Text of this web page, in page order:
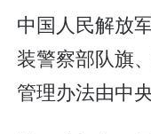
中国人民解放
装警察部队旗
管理办法由中